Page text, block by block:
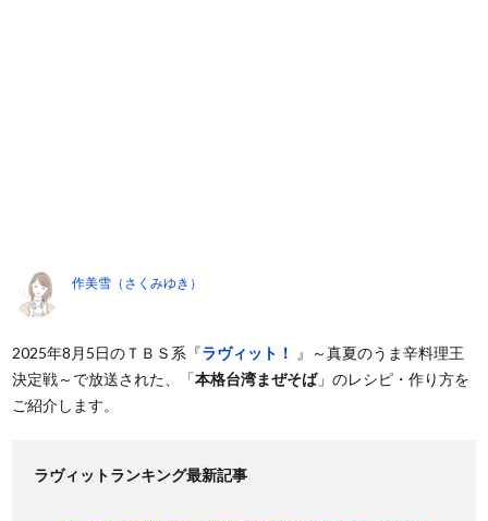
作美雪（さくみゆき）
2025年8月5日のＴＢＳ系『ラヴィット！
』～真夏のうま辛料理王
決定戦～で放送された、「本格台湾まぜそば」のレシピ・作り方を
ご紹介します。
ラヴィットランキング最新記事